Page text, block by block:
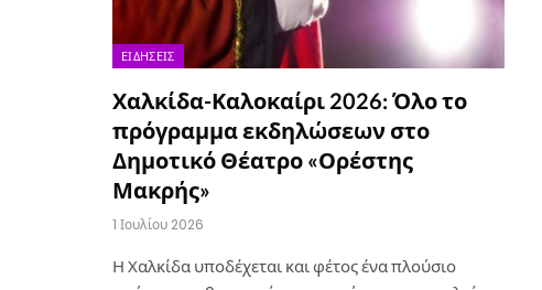
ΕΙΔΉΣΕΙΣ
Χαλκίδα-Καλοκαίρι 2026: Όλο το
πρόγραμμα εκδηλώσεων στο
Δημοτικό Θέατρο «Ορέστης
Μακρής»
1 Ιουλίου 2026
Η Χαλκίδα υποδέχεται και φέτος ένα πλούσιο